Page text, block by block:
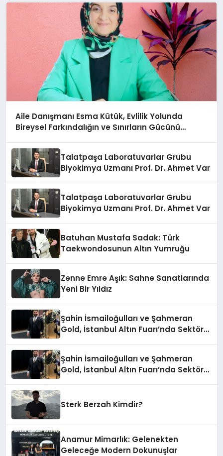
Aile Danışmanı Esma Kütük, Evlilik Yolunda
Bireysel Farkındalığın ve Sınırların Gücünü
Talatpaşa Laboratuvarlar Grubu
Biyokimya Uzmanı Prof. Dr. Ahmet Var
Talatpaşa Laboratuvarlar Grubu
Biyokimya Uzmanı Prof. Dr. Ahmet Var
Batuhan Mustafa Sadak: Türk
Taekwondosunun Altın Yumruğu
Zenne Emre Aşık: Sahne Sanatlarında
Yeni Bir Yıldız
Şahin İsmailoğulları ve Şahmeran
Gold, İstanbul Altın Fuarı’nda Sektöre
Şahin İsmailoğulları ve Şahmeran
Gold, İstanbul Altın Fuarı’nda Sektöre
Sterk Berzah Kimdir?
Anamur Mimarlık: Gelenekten
Geleceğe Modern Dokunuşlar